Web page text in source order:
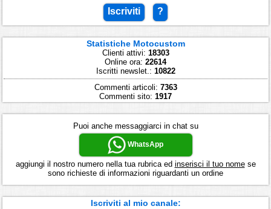
Iscriviti ?
Statistiche Motocustom
Clienti attivi: 18303
Online ora: 22614
Iscritti newslet.: 10822
Commenti articoli: 7363
Commenti sito: 1917
Puoi anche messaggiarci in chat su
WhatsApp
aggiungi il nostro numero nella tua rubrica ed inserisci il tuo nomese
sono richieste di informazioni riguardanti un ordine
Iscriviti al mio canale: